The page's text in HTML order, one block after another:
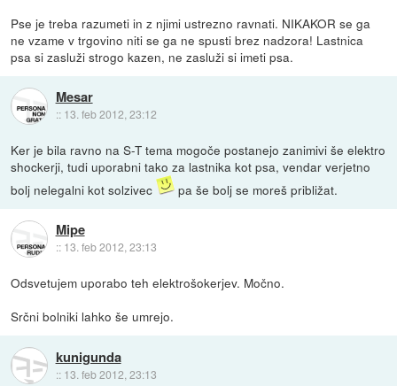
Pse je treba razumeti in z njimi ustrezno ravnati. NIKAKOR se ga
ne vzame v trgovino niti se ga ne spusti brez nadzora! Lastnica
psa si zasluži strogo kazen, ne zasluži si imeti psa.
Mesar
:: 13. feb 2012, 23:12
Ker je bila ravno na S-T tema mogoče postanejo zanimivi še elektro
shockerji, tudi uporabni tako za lastnika kot psa, vendar verjetno
bolj nelegalni kot solzivec
pa še bolj se moreš približat.
Mipe
:: 13. feb 2012, 23:13
Odsvetujem uporabo teh elektrošokerjev. Močno.
Srčni bolniki lahko še umrejo.
kunigunda
:: 13. feb 2012, 23:13